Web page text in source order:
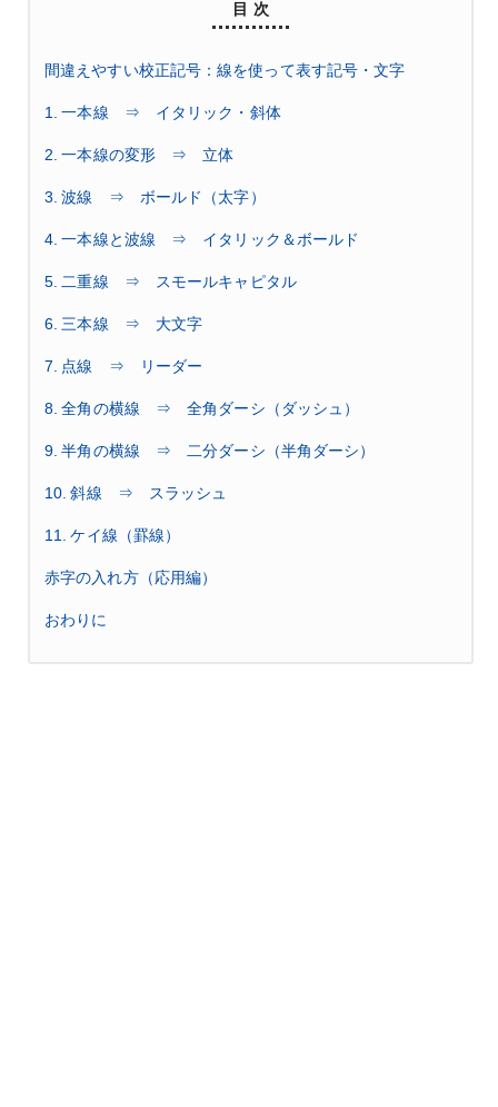
目 次
間違えやすい校正記号：線を使って表す記号・文字
1. 一本線 ⇒ イタリック・斜体
2. 一本線の変形 ⇒ 立体
3. 波線 ⇒ ボールド（太字）
4. 一本線と波線 ⇒ イタリック＆ボールド
5. 二重線 ⇒ スモールキャピタル
6. 三本線 ⇒ 大文字
7. 点線 ⇒ リーダー
8. 全角の横線 ⇒ 全角ダーシ（ダッシュ）
9. 半角の横線 ⇒ 二分ダーシ（半角ダーシ）
10. 斜線 ⇒ スラッシュ
11. ケイ線（罫線）
赤字の入れ方（応用編）
おわりに